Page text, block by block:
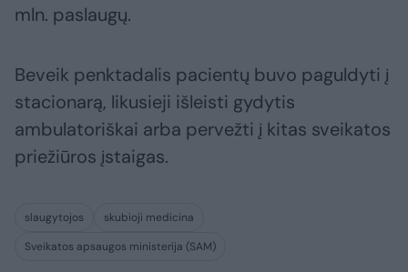
mln. paslaugų.
Beveik penktadalis pacientų buvo paguldyti į
stacionarą, likusieji išleisti gydytis
ambulatoriškai arba pervežti į kitas sveikatos
priežiūros įstaigas.
slaugytojos
skubioji medicina
Sveikatos apsaugos ministerija (SAM)